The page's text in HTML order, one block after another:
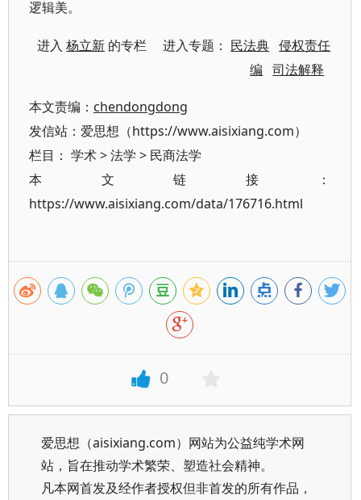
逻辑美。
进入杨立新 的专栏 进入专题： 民法典 侵权责任
编
司法解释
本文责编： chendongdong
发信站：爱思想（https://www.aisixiang.com）
栏目： 学术>法学 > 民商法学
本文链接：
https://www.aisixiang.com/data/176716.html
0
爱思想（aisixiang.com）网站为公益纯学术网
站，旨在推动学术繁荣、塑造社会精神。
凡本网首发及经作者授权但非首发的所有作品，